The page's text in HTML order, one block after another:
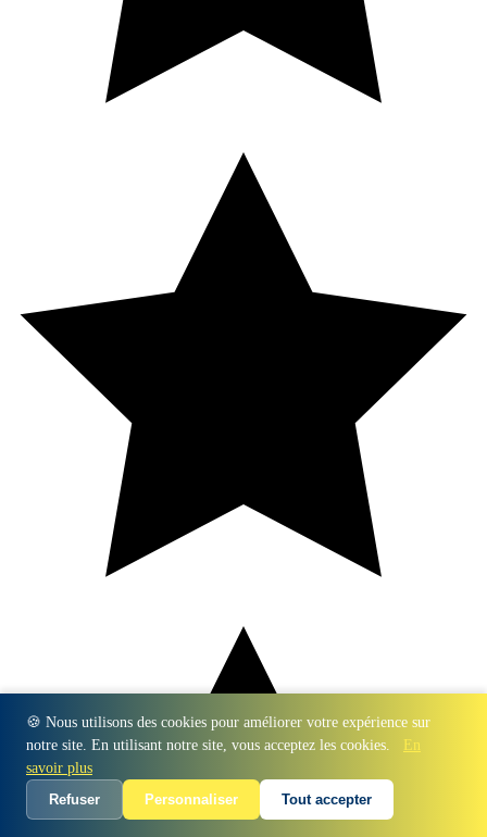
🍪 Nous utilisons des cookies pour améliorer votre expérience sur
notre site. En utilisant notre site, vous acceptez les cookies.
En
savoir plus
Refuser
Personnaliser Tout accepter